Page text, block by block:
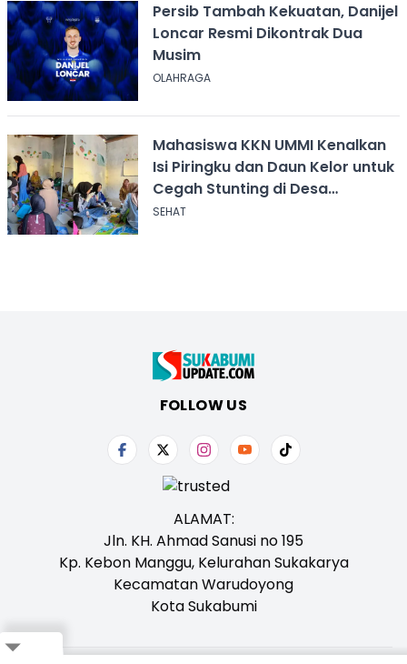
Persib Tambah Kekuatan, Danijel
Loncar Resmi Dikontrak Dua
Musim
OLAHRAGA
Mahasiswa KKN UMMI Kenalkan
Isi Piringku dan Daun Kelor untuk
Cegah Stunting di Desa
Calingcing
SEHAT
FOLLOW US
ALAMAT:
Jln. KH. Ahmad Sanusi no 195
Kp. Kebon Manggu, Kelurahan Sukakarya
Kecamatan Warudoyong
Kota Sukabumi